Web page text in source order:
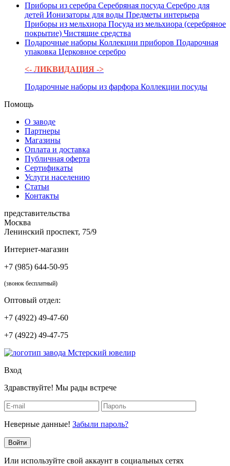
Приборы из серебра Серебряная посуда Серебро для
детей Ионизаторы для воды Предметы интерьера
Приборы из мельхиора Посуда из мельхиора (серебряное
покрытие) Чистящие средства
Подарочные наборы Коллекции приборов Подарочная
упаковка Церковное серебро
<- ЛИКВИДАЦИЯ ->
Подарочные наборы из фарфора Коллекции посуды
Помощь
О заводе
Партнеры
Магазины
Оплата и доставка
Публичная оферта
Сертификаты
Услуги населению
Статьи
Контакты
представительства
Москва
Ленинский проспект, 75/9
Интернет-магазин
+7 (985) 644-50-95
(звонок бесплатный)
Оптовый отдел:
+7 (4922) 49-47-60
+7 (4922) 49-47-75
Вход
Здравствуйте! Мы рады встрече
Неверные данные! Забыли пароль?
Войти
Или используйте свой аккаунт в социальных сетях